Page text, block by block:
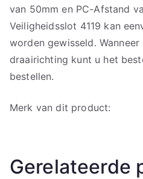
van 50mm en PC-Afstand
Veiligheidsslot 4119 kan
worden gewisseld.
draairichting kunt u het
bestellen.
Merk van dit product:
Gerelateerde